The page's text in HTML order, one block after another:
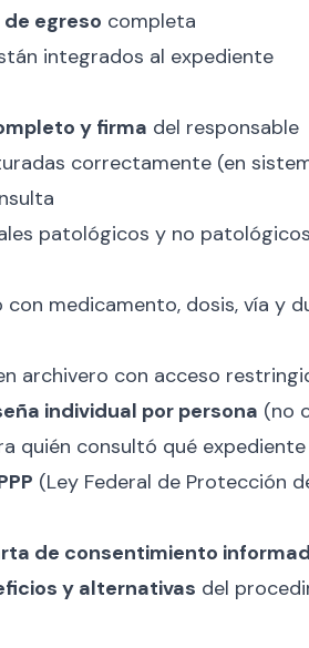
egreso completa
integrados al expediente
y firma del responsable
correctamente (en
patológicos y no
medicamento, dosis, vía y
archivero con acceso
individual por persona (no
quién consultó qué
(Ley Federal de Protección
de consentimiento
y alternativas del